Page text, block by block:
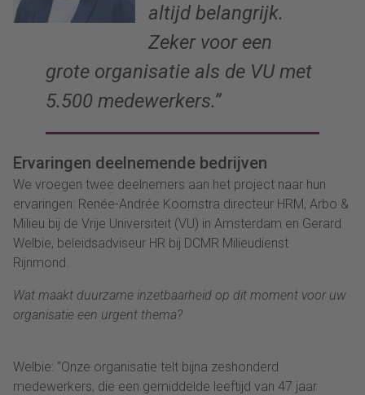
altijd belangrijk.
Zeker voor een
grote organisatie als de VU met
5.500 medewerkers.”
Ervaringen deelnemende bedrijven
We vroegen twee deelnemers aan het project naar hun
ervaringen: Renée-Andrée Koornstra directeur HRM, Arbo &
Milieu bij de Vrije Universiteit (VU) in Amsterdam en Gerard
Welbie, beleidsadviseur HR bij DCMR Milieudienst
Rijnmond.
Wat maakt duurzame inzetbaarheid op dit moment voor uw
organisatie een urgent thema?
Welbie: “Onze organisatie telt bijna zeshonderd
medewerkers, die een gemiddelde leeftijd van 47 jaar